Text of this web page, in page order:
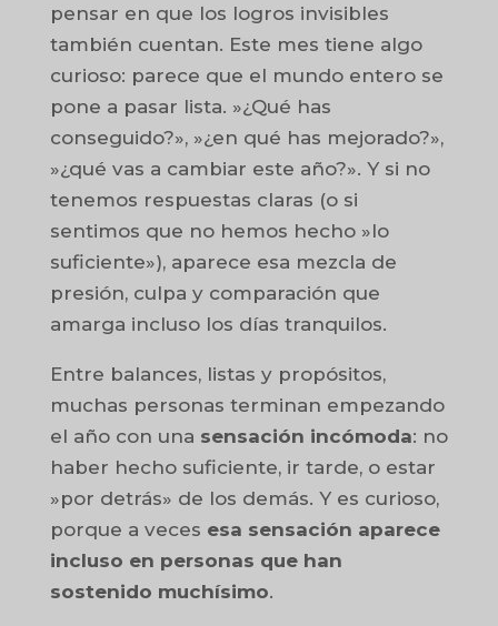
pensar en que los logros invisibles
también cuentan. Este mes tiene algo
curioso: parece que el mundo entero se
pone a pasar lista. »¿Qué has
conseguido?», »¿en qué has mejorado?»,
»¿qué vas a cambiar este año?». Y si no
tenemos respuestas claras (o si
sentimos que no hemos hecho »lo
suficiente»), aparece esa mezcla de
presión, culpa y comparación que
amarga incluso los días tranquilos.
Entre balances, listas y propósitos,
muchas personas terminan empezando
el año con una sensación incómoda: no
haber hecho suficiente, ir tarde, o estar
»por detrás» de los demás. Y es curioso,
porque a veces esa sensación aparece
incluso en personas que han
sostenido muchísimo.